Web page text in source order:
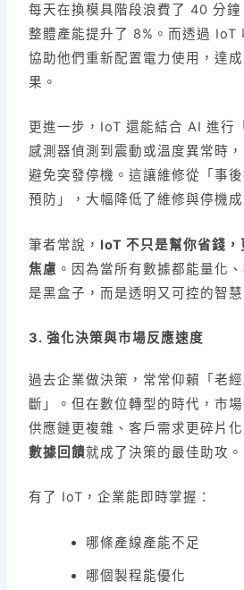
每天在換模具階段浪費了 40 分
整體產能提升了 8%。而透過 IoT
協助他們重新配置電力使用，達
果。
更進一步，IoT 還能結合 AI 進行
感測器偵測到震動或溫度異常時
避免突發停機。這讓維修從「事
預防」，大幅降低了維修與停機成
筆者常說， IoT 不只是幫你省錢
焦慮 。因為當所有數據都能量化
是黑盒子，而是透明又可控的智慧
3. 強化決策與市場反應速度
過去企業做決策，常常仰賴「老
斷」。但在數位轉型的時代，市
供應鏈更複雜、客戶需求更碎片化
數據回饋就成了決策的最佳助攻。
有了 IoT，企業能即時掌握：
哪條產線產能不足
哪個製程能優化